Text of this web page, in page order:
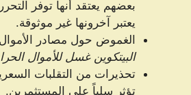
بعضهم يعتقد أنها توفر
يعتبر آخرونها غير موثوقة.
الغموض حول مصادر
البيتكوين غسل للأموال
تحذيرات من التقلبات
تؤثر سلباً على المستثمرين.